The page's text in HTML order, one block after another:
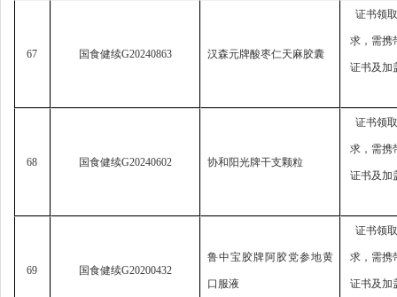
67 国食健续G20240863 汉森元牌酸枣仁天麻胶囊
证书领
求， 需携
证书及加
68 国食健续G20240602 协和阳光牌干支颗粒
证书领
求， 需携
证书及加
69 国食健续G20200432
鲁中宝胶牌阿胶党参地黄
口服液
证书领
求， 需携
证书及加